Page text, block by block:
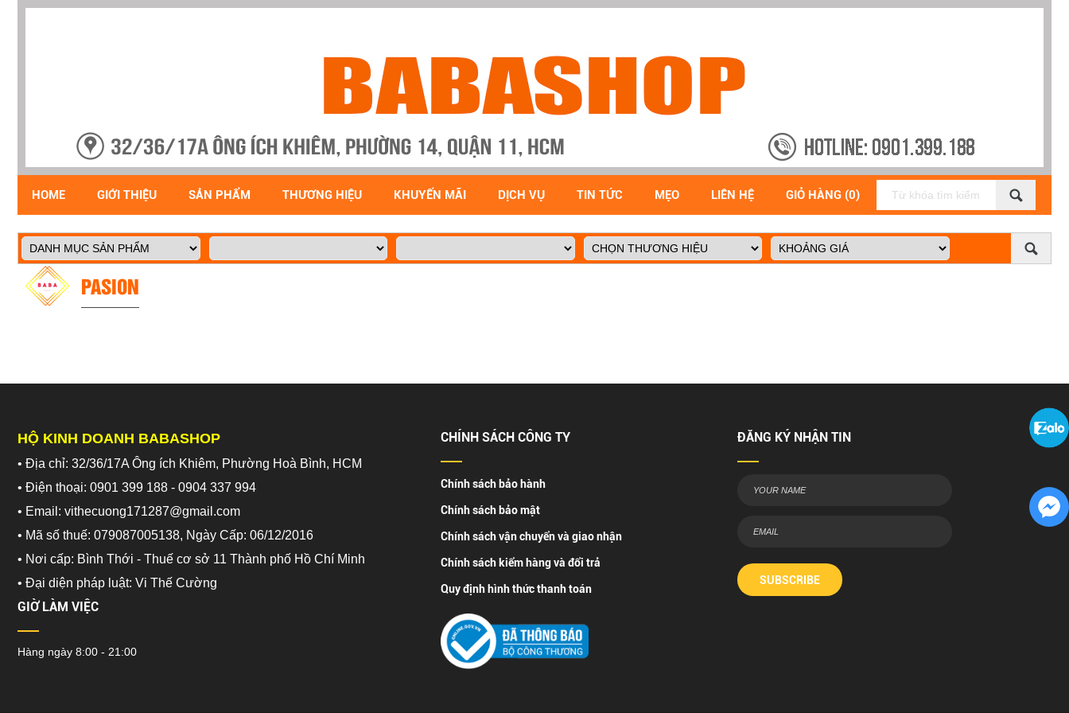
HOME GIỚI THIỆU SẢN PHẨM THƯƠNG HIỆU KHUYẾN MÃI DỊCH VỤ TIN TỨC MẸO LIÊN HỆ GIỎ HÀNG (0)
PASION
HỘ KINH DOANH BABASHOP
• Địa chỉ: 32/36/17A Ông ích Khiêm, Phường Hoà Bình, HCM
• Điện thoại: 0901 399 188 - 0904 337 994
• Email: vithecuong171287@gmail.com
• Mã số thuế: 079087005138, Ngày Cấp: 06/12/2016
• Nơi cấp: Bình Thới - Thuế cơ sở 11 Thành phố Hồ Chí Minh
• Đại diện pháp luật: Vi Thế Cường
GIỜ LÀM VIỆC
Hàng ngày 8:00 - 21:00
CHÍNH SÁCH CÔNG TY
Chính sách bảo hành
Chính sách bảo mật
Chính sách vận chuyển và giao nhận
Chính sách kiểm hàng và đổi trả
Quy định hình thức thanh toán
ĐĂNG KÝ NHẬN TIN
SUBSCRIBE